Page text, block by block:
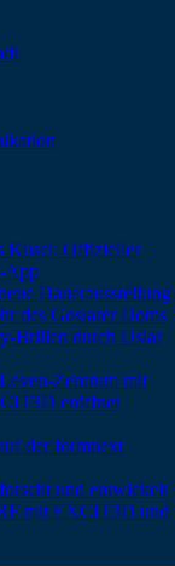
Kusel: Offizieller
App
Dauerausstellung
des Goslarer Doms
Brillen durch Uslar
Zentrum mit
eröffnet
der formnext
und entwickelt
mit EXCIT3D und